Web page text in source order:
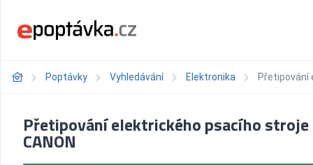
Poptávky Vyhledávání Elektronika Přetipování
Přetipování elektrického psacího stroje
CANON